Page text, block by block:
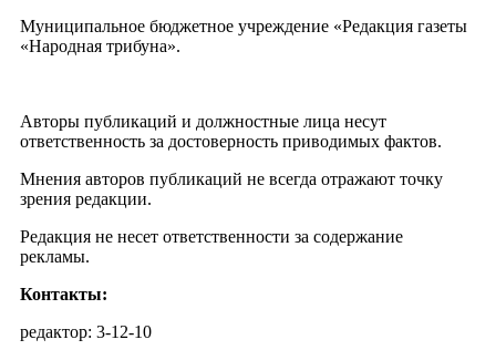
Муниципальное бюджетное учреждение «Редакция газеты
«Народная трибуна».
Авторы публикаций и должностные лица несут
ответственность за достоверность приводимых фактов.
Мнения авторов публикаций не всегда отражают точку
зрения редакции.
Редакция не несет ответственности за содержание
рекламы.
Контакты:
редактор: 3-12-10